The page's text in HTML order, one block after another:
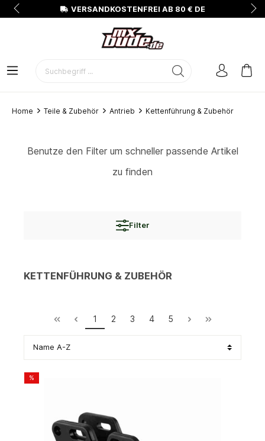
VERSANDKOSTENFREI AB 80 € DE
Home Teile & Zubehör Antrieb Kettenführung & Zubehör
Benutze den Filter um schneller passende Artikel
zu finden
Filter
KETTENFÜHRUNG & ZUBEHÖR
1 2 3 4 5
%